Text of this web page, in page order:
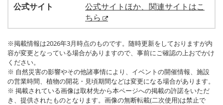
公式サイト
公式サイトほか、関連サイトはこ
ちら
※掲載情報は2026年3月時点のものです。随時更新をしておりますが内
容が変更となっている場合がありますので、事前にご確認の上おでかけ
ください。
※ 自然災害の影響やその他諸事情により、イベントの開催情報、施設
の営業時間、植物の開花・見頃期間などは変更になる場合があります。
※ 掲載されている画像は取材先から本ページへの掲載の許諾をいただ
き、提供されたものとなります。画像の無断転載(二次使用)は禁止で